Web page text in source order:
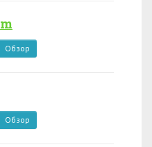
Обзор
Обзор